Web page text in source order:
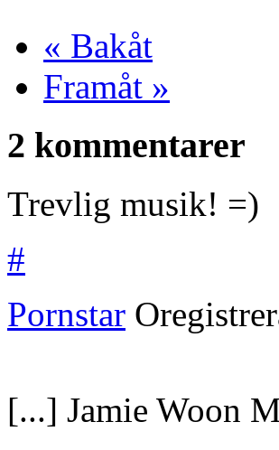
« Bakåt
Framåt »
2 kommentarer
Trevlig musik! =)
#
Pornstar
[...] Jamie Woon